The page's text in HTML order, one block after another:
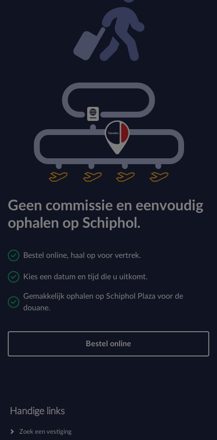
Geen commissie en eenvoudig
ophalen op Schiphol.
Bestel online, haal op voor vertrek.
Kies een datum en tijd die u uitkomt.
Gemakkelijk ophalen op Schiphol Plaza voor de
douane.
Bestel online
Handige links
Zoek een vestiging